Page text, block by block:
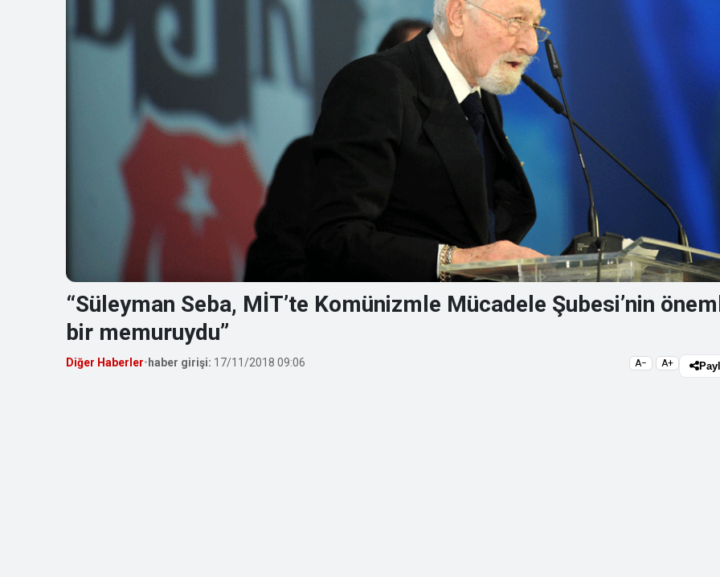
“Süleyman Seba, MİT’te Komünizmle Mücadele Şubesi’nin
bir memuruydu”
Diğer Haberler•haber girişi: 17/11/2018 09:06 A− A+